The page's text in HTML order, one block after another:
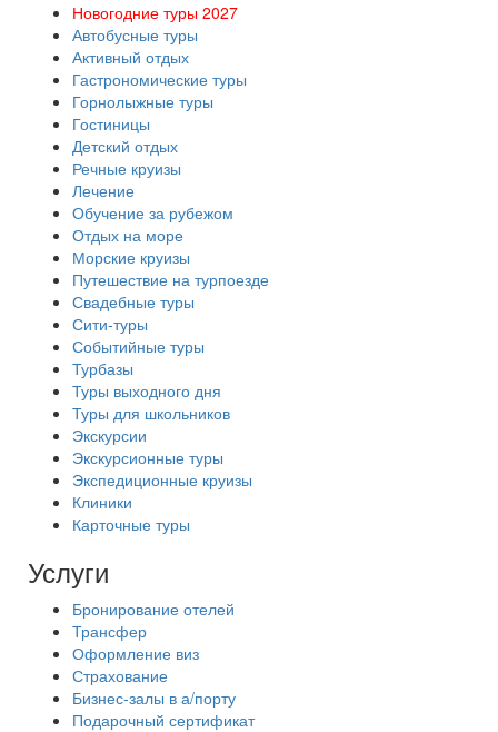
Новогодние туры 2027
Автобусные туры
Активный отдых
Гастрономические туры
Горнолыжные туры
Гостиницы
Детский отдых
Речные круизы
Лечение
Обучение за рубежом
Отдых на море
Морские круизы
Путешествие на турпоезде
Свадебные туры
Сити-туры
Событийные туры
Турбазы
Туры выходного дня
Туры для школьников
Экскурсии
Экскурсионные туры
Экспедиционные круизы
Клиники
Карточные туры
Услуги
Бронирование отелей
Трансфер
Оформление виз
Страхование
Бизнес-залы в а/порту
Подарочный сертификат